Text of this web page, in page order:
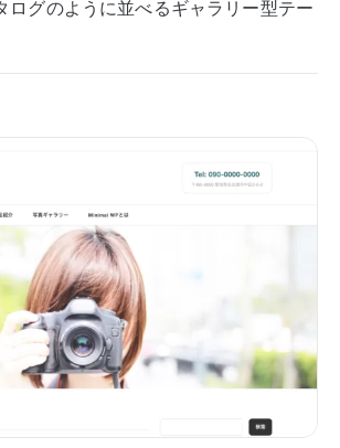
ログのように並べるギャラリー型テー